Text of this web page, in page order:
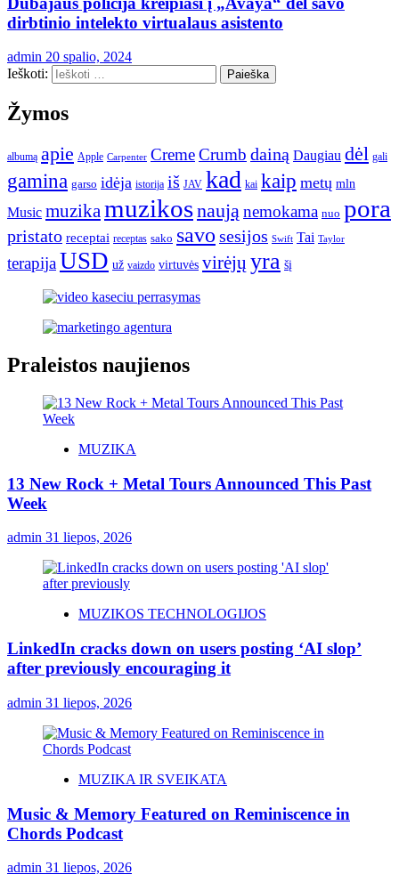
dirbtinio intelekto virtualaus asistento
admin 20 spalio, 2024
Ieškoti:
Žymos
albumą apie Apple Carpenter CremeCrumb dainą Daugiau dėl gali
gamina garso idėja istorija iš JAV kad kai kaip metų mln
Music muzikamuzikosnaująnemokama nuo pora
pristato receptai receptas sako savo sesijos Swift Tai Taylor
terapijaUSD už vaizdo virtuvės virėjų yra šį
Praleistos naujienos
MUZIKA
13 New Rock + Metal Tours Announced This Past
Week
admin 31 liepos, 2026
MUZIKOS TECHNOLOGIJOS
LinkedIn cracks down on users posting ‘AI slop’
after previously encouraging it
admin 31 liepos, 2026
MUZIKA IR SVEIKATA
Music & Memory Featured on Reminiscence in
Chords Podcast
admin 31 liepos, 2026